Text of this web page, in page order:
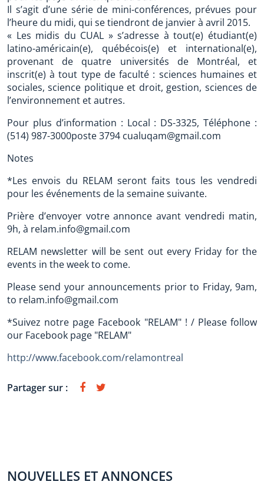
Il s’agit d’une série de mini-conférences, prévues pour
l’heure du midi, qui se tiendront de janvier à avril 2015.
« Les midis du CUAL » s’adresse à tout(e) étudiant(e)
latino-américain(e), québécois(e) et international(e),
provenant de quatre universités de Montréal, et
inscrit(e) à tout type de faculté : sciences humaines et
sociales, science politique et droit, gestion, sciences de
l’environnement et autres.
Pour plus d’information : Local : DS-3325, Téléphone :
(514) 987-3000poste 3794 cualuqam@gmail.com
Notes
*Les envois du RELAM seront faits tous les vendredi
pour les événements de la semaine suivante.
Prière d’envoyer votre annonce avant vendredi matin,
9h, à relam.info@gmail.com
RELAM newsletter will be sent out every Friday for the
events in the week to come.
Please send your announcements prior to Friday, 9am,
to relam.info@gmail.com
*Suivez notre page Facebook "RELAM" ! / Please follow
our Facebook page "RELAM"
http://www.facebook.com/relamontreal
Partager sur :
NOUVELLES ET ANNONCES